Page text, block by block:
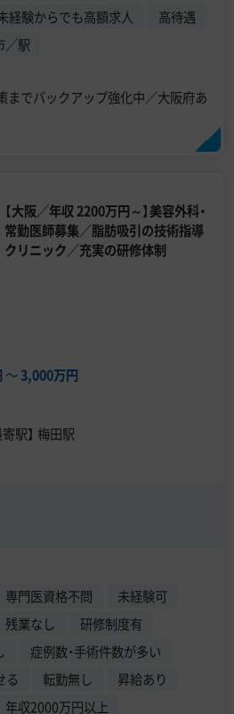
経験からでも高額求人
高待遇
／駅
までバックアップ強化中／大阪府あ
【大阪／年収 2200万円～】美容外科・
常勤医師募集／脂肪吸引の技術指導
クリニック／充実の研修体制
〜3,000万円
駅】 梅田駅
専門医資格不問
未経験可
残業なし
研修制度有
症例数・手術件数が多い
る
転勤無し
昇給あり
年収2000万円以上